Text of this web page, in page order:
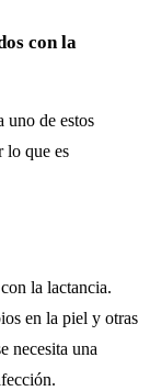
con la
uno de estos
lo que es
la lactancia.
en la piel y otras
necesita una